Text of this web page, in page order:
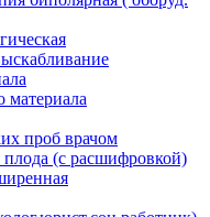
материала
проб врачом
(с расшифровкой)